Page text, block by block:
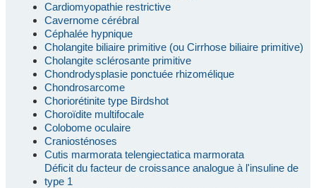
Cardiomyopathie restrictive
Cavernome cérébral
Céphalée hypnique
Cholangite biliaire primitive (ou Cirrhose biliaire primitive)
Cholangite sclérosante primitive
Chondrodysplasie ponctuée rhizomélique
Chondrosarcome
Choriorétinite type Birdshot
Choroïdite multifocale
Colobome oculaire
Craniosténoses
Cutis marmorata telengiectatica marmorata
Déficit du facteur de croissance analogue à l'insuline de
type 1